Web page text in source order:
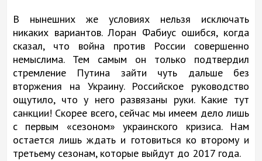
В нынешних же условиях нельзя исключать
никаких вариантов. Лоран Фабиус ошибся, когда
сказал, что война против России совершенно
немыслима. Тем самым он только подтвердил
стремление Путина зайти чуть дальше без
вторжения на Украину. Российское руководство
ощутило, что у него развязаны руки. Какие тут
санкции! Скорее всего, сейчас мы имеем дело лишь
с первым «сезоном» украинского кризиса. Нам
остается лишь ждать и готовиться ко второму и
третьему сезонам, которые выйдут до 2017 года.